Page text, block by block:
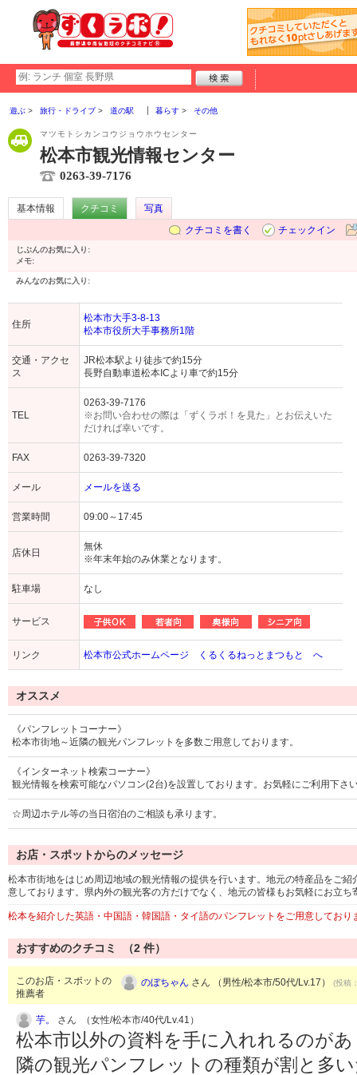
遊ぶ 旅行・ドライブ 道の駅 暮らす その他
マツモトシカンコウジョウホウセンター
松本市観光情報センター
0263-39-7176
基本情報 クチコミ
写真
クチコミを書く
チェックイン
じぶんのお気に入り:
メモ:
みんなのお気に入り:
住所
松本市大手3-8-13
松本市役所大手事務所1階
交通・アクセ
ス
JR松本駅より徒歩で約15分
長野自動車道松本ICより車で約15分
TEL
0263-39-7176
※お問い合わせの際は「ずくラボ！を見た」とお伝えいた
だければ幸いです。
FAX 0263-39-7320
メール メールを送る
営業時間 09:00～17:45
店休日
無休
※年末年始のみ休業となります。
駐車場 なし
サービス
リンク 松本市公式ホームページ くるくるねっとまつもと へ
オススメ
《パンフレットコーナー》
松本市街地～近隣の観光パンフレットを多数ご用意しております。
《インターネット検索コーナー》
観光情報を検索可能なパソコン(2台)を設置しております。お気軽にご利用下さ
☆周辺ホテル等の当日宿泊のご相談も承ります。
お店・スポットからのメッセージ
松本市街地をはじめ周辺地域の観光情報の提供を行います。地元の特産品をご
意しております。県内外の観光客の方だけでなく、地元の皆様もお気軽にお立ち
松本を紹介した英語・中国語・韓国語・タイ語のパンフレットをご用意しており
おすすめのクチコミ （2 件）
このお店・スポットの
推薦者
のぼちゃん さん （男性/松本市/50代/Lv.17） (投稿
芋。 さん （女性/松本市/40代/Lv.41）
松本市以外の資料を手に入れれるのが
隣の観光パンフレットの種類が割と多